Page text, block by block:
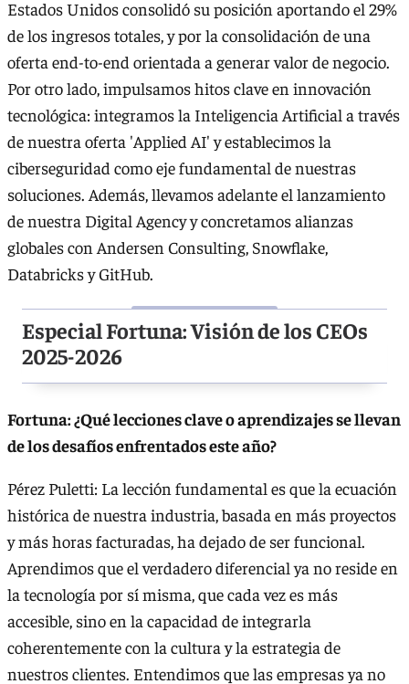
Estados Unidos consolidó su posición aportando el 29%
de los ingresos totales, y por la consolidación de una
oferta end-to-end orientada a generar valor de negocio.
Por otro lado, impulsamos hitos clave en innovación
tecnológica: integramos la Inteligencia Artificial a través
de nuestra oferta 'Applied AI' y establecimos la
ciberseguridad como eje fundamental de nuestras
soluciones. Además, llevamos adelante el lanzamiento
de nuestra Digital Agency y concretamos alianzas
globales con Andersen Consulting, Snowflake,
Databricks y GitHub.
Especial Fortuna: Visión de los CEOs
2025-2026
Fortuna: ¿Qué lecciones clave o aprendizajes se llevan
de los desafíos enfrentados este año?
Pérez Puletti: La lección fundamental es que la ecuación
histórica de nuestra industria, basada en más proyectos
y más horas facturadas, ha dejado de ser funcional.
Aprendimos que el verdadero diferencial ya no reside en
la tecnología por sí misma, que cada vez es más
accesible, sino en la capacidad de integrarla
coherentemente con la cultura y la estrategia de
nuestros clientes. Entendimos que las empresas ya no